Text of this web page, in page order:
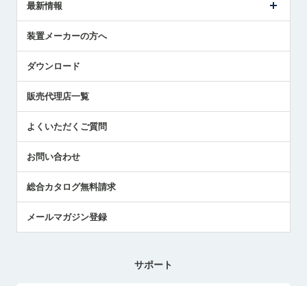
受賞履歴
採用情報
国/地域/言語
ツールセッタ製品
エアマイクロセンサ製品
最新情報
メトロールの技術
社員ブログ
中小企業のBCP地震対策
センサのテクニカルガイド
社長ブログ
装置メーカーの方へ
ダウンロード
販売代理店一覧
よくいただくご質問
お問い合わせ
総合カタログ無料請求
メールマガジン登録
サポート